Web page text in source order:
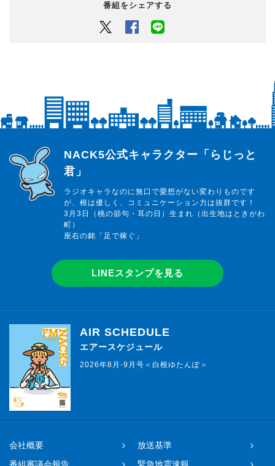
番組をシェアする
Twitter Facebook
らじっと君
NACK5公式キャラクター「らじっと
君」
ラジオキャラなのに無口で愛想がない変わりものです
が、根は優しく、コミュニケーション力は抜群です！
3月3日（桃の節句・耳の日）生まれ（出生地はときがわ
町）
座右の銘「足で稼ぐ」
LINEスタンプを見る
AIR SCHEDULE
エアースケジュール
2026年8月-9月号＜白根ゆたんぽ＞
会社概要
放送基準